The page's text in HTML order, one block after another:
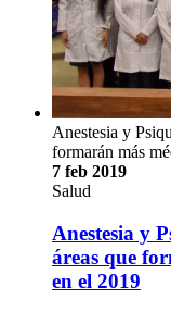
Anestesia y
formarán más
7 feb 2019
Salud
Anestesia y
áreas que
en el 2019